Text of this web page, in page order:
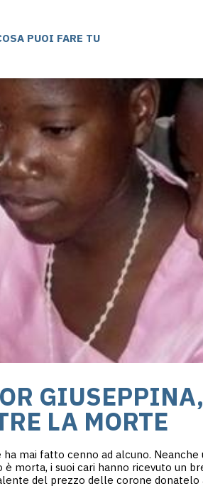
PUOI FARE TU
LA MORTE
ha mai fatto cenno ad alcuno.
è morta, i suoi cari hanno ricevuto un
del prezzo delle corone donatelo